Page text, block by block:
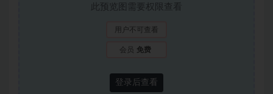
此预览图需要权限查看
用户不可查看
会员 免费
登录后查看